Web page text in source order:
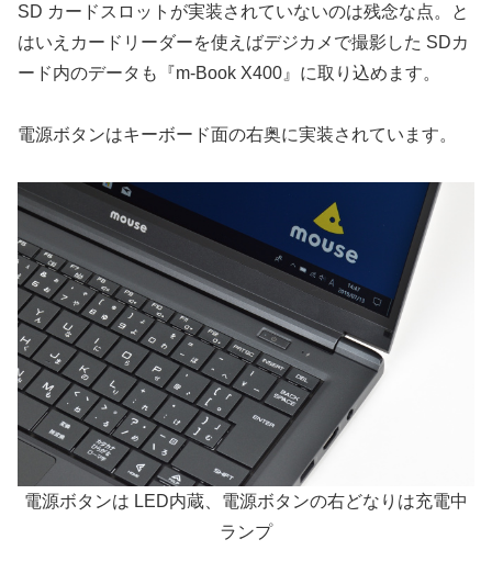
SD カードスロットが実装されていないのは残念な点。と
はいえカードリーダーを使えばデジカメで撮影した SDカ
ード内のデータも『m-Book X400』に取り込めます。
電源ボタンはキーボード面の右奥に実装されています。
電源ボタンは LED内蔵、電源ボタンの右どなりは充電中
ランプ